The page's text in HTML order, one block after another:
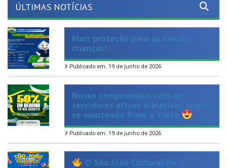
Mais proteção para as nossas
crianças!
Publicado em: 19 de junho de 2026
Nosso compromisso com os
servidores ativos e inativos segue
se mantendo firme e forte
Publicado em: 19 de junho de 2026
O São João Cultural de
Ferreiros 2026 vem aí!